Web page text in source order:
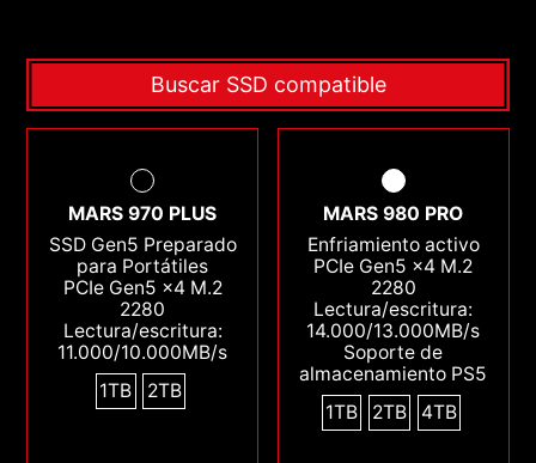
Buscar SSD compatible
MARS 970 PLUS
SSD Gen5 Preparado
para Portátiles
PCIe Gen5 x4 M.2
2280
Lectura/escritura:
11.000/10.000MB/s
1TB
2TB
MARS 980 PRO
Enfriamiento activo
PCIe Gen5 x4 M.2
2280
Lectura/escritura:
14.000/13.000MB/s
Soporte de
almacenamiento PS5
1TB
2TB 4TB